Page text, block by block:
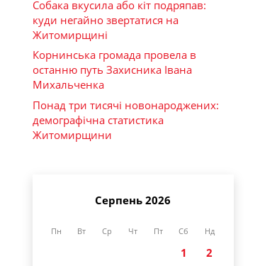
Собака вкусила або кіт подряпав:
куди негайно звертатися на
Житомирщині
Корнинська громада провела в
останню путь Захисника Івана
Михальченка
Понад три тисячі новонароджених:
демографічна статистика
Житомирщини
Серпень 2026
Пн Вт Ср Чт Пт Сб Нд
1
2